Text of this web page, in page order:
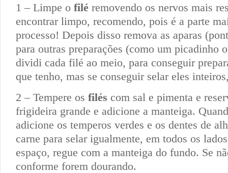
1 – Limpe o filé removendo os nervos mais
encontrar limpo, recomendo, pois é a parte
processo! Depois disso remova as aparas
para outras preparações (como um picadinho
dividi cada filé ao meio, para conseguir
que tenho, mas se conseguir selar eles
2 – Tempere os filés com sal e pimenta e
frigideira grande e adicione a manteiga.
adicione os temperos verdes e os dentes de
carne para selar igualmente, em todos os
espaço, regue com a manteiga do fundo. Se
conforme forem dourando.